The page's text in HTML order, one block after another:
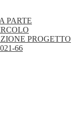
PARTE
PROGETTO
66